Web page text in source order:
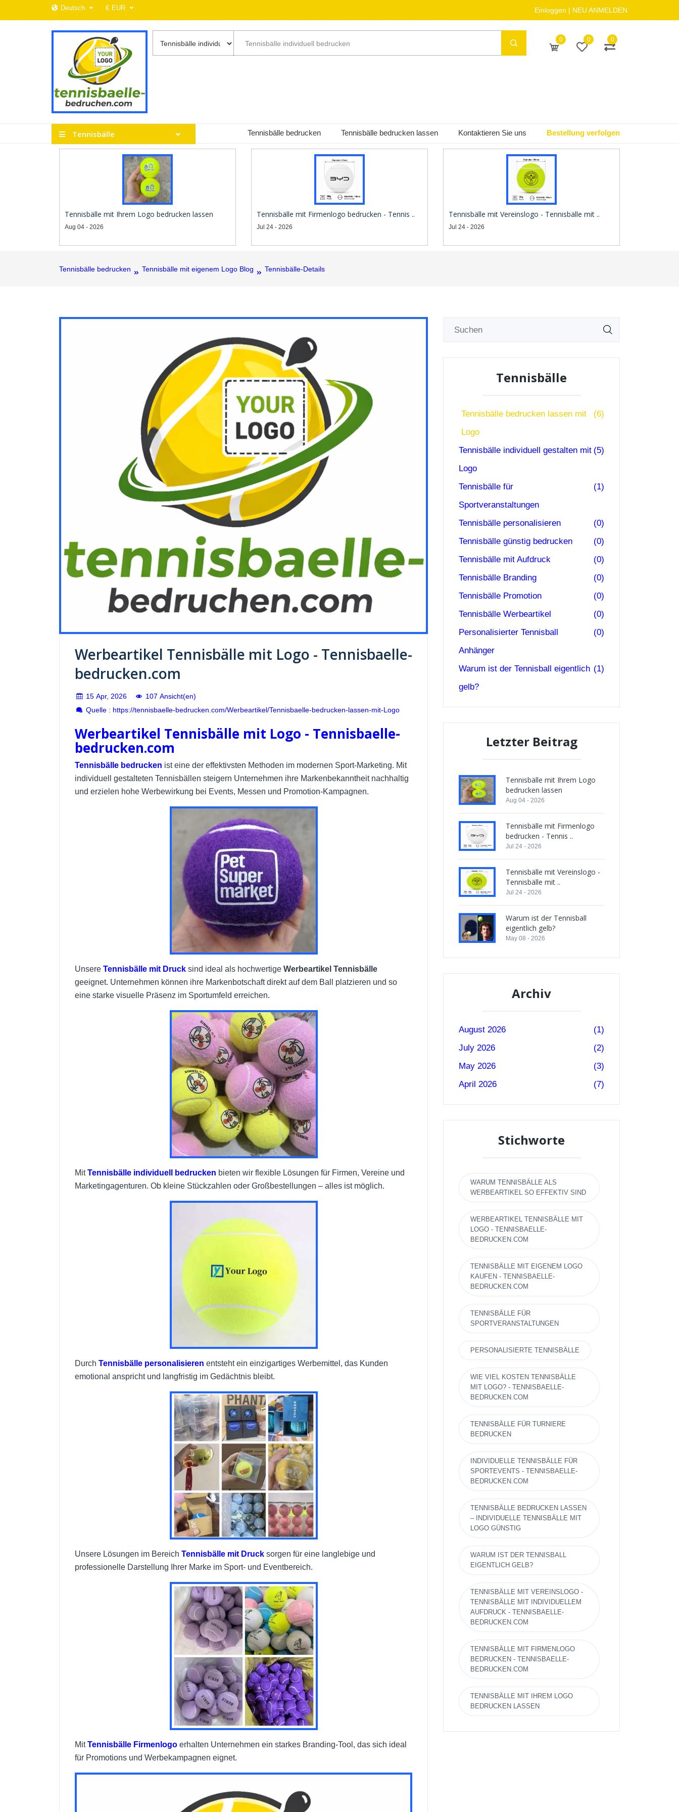
Deutsch € EUR Einloggen | NEU ANMELDEN
0 0 0
Tennisbälle Tennisbälle bedrucken Tennisbälle bedrucken lassen Kontaktieren Sie uns Bestellung verfolgen
Tennisbälle mit Ihrem Logo bedrucken lassen
Aug 04 - 2026
Tennisbälle mit Firmenlogo bedrucken - Tennis ..
Jul 24 - 2026
Tennisbälle mit Vereinslogo - Tennisbälle mit ..
Jul 24 - 2026
Tennisbälle bedrucken Tennisbälle mit eigenem Logo Blog Tennisbälle-Details
Werbeartikel Tennisbälle mit Logo - Tennisbaelle-
bedrucken.com
15 Apr, 2026
107 Ansicht(en)
Quelle : https://tennisbaelle-bedrucken.com/Werbeartikel/Tennisbaelle-bedrucken-lassen-mit-Logo
Werbeartikel Tennisbälle mit Logo - Tennisbaelle-
bedrucken.com
Tennisbälle bedrucken ist eine der effektivsten Methoden im modernen Sport-Marketing. Mit
individuell gestalteten Tennisbällen steigern Unternehmen ihre Markenbekanntheit nachhaltig
und erzielen hohe Werbewirkung bei Events, Messen und Promotion-Kampagnen.
Unsere Tennisbälle mit Druck sind ideal als hochwertige Werbeartikel Tennisbälle
geeignet. Unternehmen können ihre Markenbotschaft direkt auf dem Ball platzieren und so
eine starke visuelle Präsenz im Sportumfeld erreichen.
MitTennisbälle individuell bedrucken bieten wir flexible Lösungen für Firmen, Vereine und
Marketingagenturen. Ob kleine Stückzahlen oder Großbestellungen – alles ist möglich.
Durch Tennisbälle personalisieren entsteht ein einzigartiges Werbemittel, das Kunden
emotional anspricht und langfristig im Gedächtnis bleibt.
Unsere Lösungen im Bereich Tennisbälle mit Druck sorgen für eine langlebige und
professionelle Darstellung Ihrer Marke im Sport- und Eventbereich.
MitTennisbälle Firmenlogo erhalten Unternehmen ein starkes Branding-Tool, das sich ideal
für Promotions und Werbekampagnen eignet.
Tennisbälle
Tennisbälle bedrucken lassen mit
Logo
(6)
Tennisbälle individuell gestalten mit
Logo
(5)
Tennisbälle für
Sportveranstaltungen
(1)
Tennisbälle personalisieren
(0)
Tennisbälle günstig bedrucken
(0)
Tennisbälle mit Aufdruck
(0)
Tennisbälle Branding
(0)
Tennisbälle Promotion
(0)
Tennisbälle Werbeartikel
(0)
Personalisierter Tennisball
Anhänger
(0)
Warum ist der Tennisball eigentlich
gelb?
(1)
Letzter Beitrag
Tennisbälle mit Ihrem Logo
bedrucken lassen
Aug 04 - 2026
Tennisbälle mit Firmenlogo
bedrucken - Tennis ..
Jul 24 - 2026
Tennisbälle mit Vereinslogo -
Tennisbälle mit ..
Jul 24 - 2026
Warum ist der Tennisball
eigentlich gelb?
May 08 - 2026
Archiv
August 2026
(1)
July 2026
(2)
May 2026
(3)
April 2026
(7)
Stichworte
WARUM TENNISBÄLLE ALS
WERBEARTIKEL SO EFFEKTIV SIND
WERBEARTIKEL TENNISBÄLLE MIT
LOGO - TENNISBAELLE-
BEDRUCKEN.COM
TENNISBÄLLE MIT EIGENEM LOGO
KAUFEN - TENNISBAELLE-
BEDRUCKEN.COM
TENNISBÄLLE FÜR
SPORTVERANSTALTUNGEN
PERSONALISIERTE TENNISBÄLLE
WIE VIEL KOSTEN TENNISBÄLLE
MIT LOGO? - TENNISBAELLE-
BEDRUCKEN.COM
TENNISBÄLLE FÜR TURNIERE
BEDRUCKEN
INDIVIDUELLE TENNISBÄLLE FÜR
SPORTEVENTS - TENNISBAELLE-
BEDRUCKEN.COM
TENNISBÄLLE BEDRUCKEN LASSEN
– INDIVIDUELLE TENNISBÄLLE MIT
LOGO GÜNSTIG
WARUM IST DER TENNISBALL
EIGENTLICH GELB?
TENNISBÄLLE MIT VEREINSLOGO -
TENNISBÄLLE MIT INDIVIDUELLEM
AUFDRUCK - TENNISBAELLE-
BEDRUCKEN.COM
TENNISBÄLLE MIT FIRMENLOGO
BEDRUCKEN - TENNISBAELLE-
BEDRUCKEN.COM
TENNISBÄLLE MIT IHREM LOGO
BEDRUCKEN LASSEN